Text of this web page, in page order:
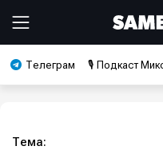
Телеграм 🎙️ Подкаст
Тема: